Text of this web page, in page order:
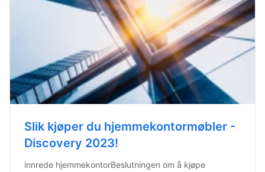
Slik kjøper du hjemmekontormøbler -
Discovery 2023!
innrede hjemmekontorBeslutningen om å kjøpe